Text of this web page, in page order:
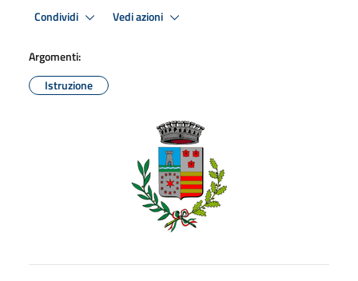
Condividi Vedi azioni
Argomenti:
Istruzione